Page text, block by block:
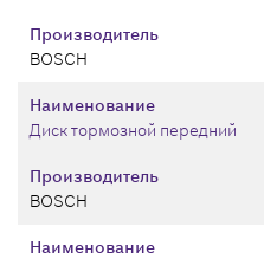
Производитель
BOSCH
Производитель
BOSCH
Наименование
Диск тормозной передний
Наименование